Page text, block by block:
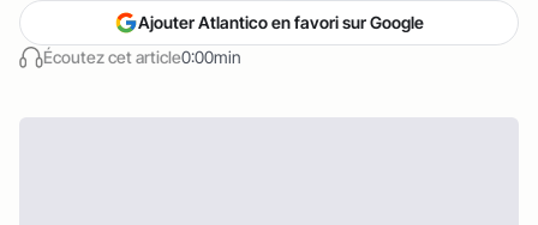
Écoutez cet article0:00min
Ajouter Atlantico en favori sur Google